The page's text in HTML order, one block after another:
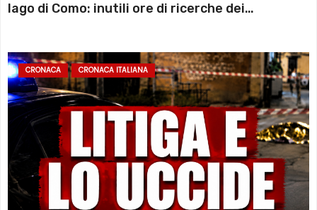
lago di Como: inutili ore di ricerche dei
CRONACA CRONACA ITALIANA